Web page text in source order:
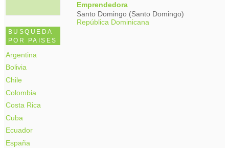
BUSQUEDA
POR PAISES
Argentina
Bolivia
Chile
Colombia
Costa Rica
Cuba
Ecuador
España
Emprendedora
Santo Domingo (Santo Domingo)
República Dominicana